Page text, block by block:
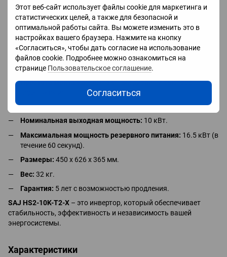
Этот веб-сайт использует файлы cookie для маркетинга и
статистических целей, а также для безопасной и
оптимальной работы сайта. Вы можете изменить это в
настройках вашего браузера. Нажмите на кнопку
«Согласиться», чтобы дать согласие на использование
файлов cookie. Подробнее можно ознакомиться на
странице Пользовательское соглашение.
Согласиться
Рабочий температурный диапазон:от -10°C до +50°C.
Дополнительные возможности:
Расширение емкости:
поддержка до 5 аккумуляторных
модулей, общая емкость до
Интеллектуальный мониторинг:поддержка Wi-Fi, Ethernet
и 4G (опционально).
Простота монтажа:компактный дизайн и быстрое
Технические параметры:
Номинальная выходная мощность: 10 кВт.
Максимальная мощность резервного питания: 16.5 кВт (в
течение 60 секунд).
Размеры: 450 x 626 x 365 мм.
Вес: 32 кг.
Гарантия: 5 лет с возможностью продления.
SAJ HS2-10K-T2-X – это инвертор, который обеспечивает
стабильность, эффективность и независимость вашей
энергосистемы.
Характеристики